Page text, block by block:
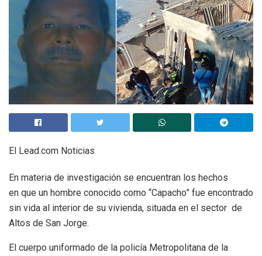
El Lead.com Noticias
En materia de investigación se encuentran los hechos
en que un hombre conocido como “Capacho” fue encontrado
sin vida al interior de su vivienda, situada en el sector de
Altos de San Jorge.
El cuerpo uniformado de la policía Metropolitana de la